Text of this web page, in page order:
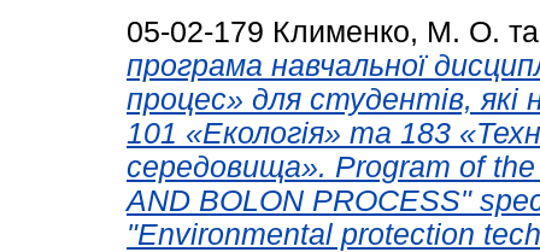
05-02-179 Клименко, М. О.
програма навчальної
процес» для студентів,
101 «Екологія» та 183
середовища». Program of
AND BOLON PROCESS"
"Environmental protection